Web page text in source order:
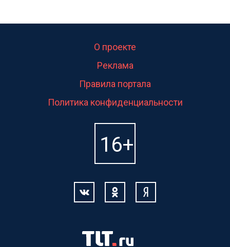
О проекте
Реклама
Правила портала
Политика конфиденциальности